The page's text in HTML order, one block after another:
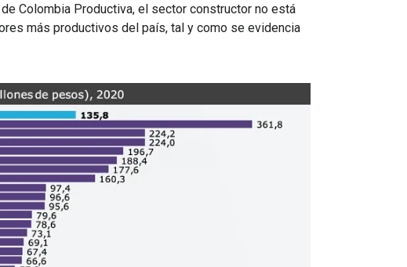
Colombia Productiva, el sector constructor no está
más productivos del país, tal y como se evidencia